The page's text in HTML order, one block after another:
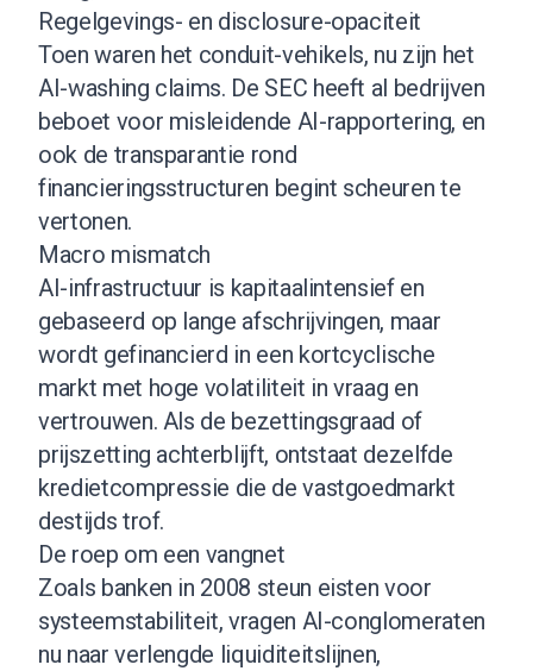
Regelgevings- en disclosure-opaciteit
Toen waren het conduit-vehikels, nu zijn het
AI-washing claims. De SEC heeft al bedrijven
beboet voor misleidende AI-rapportering, en
ook de transparantie rond
financieringsstructuren begint scheuren te
vertonen.
Macro mismatch
AI-infrastructuur is kapitaalintensief en
gebaseerd op lange afschrijvingen, maar
wordt gefinancierd in een kortcyclische
markt met hoge volatiliteit in vraag en
vertrouwen. Als de bezettingsgraad of
prijszetting achterblijft, ontstaat dezelfde
kredietcompressie die de vastgoedmarkt
destijds trof.
De roep om een vangnet
Zoals banken in 2008 steun eisten voor
systeemstabiliteit, vragen AI-conglomeraten
nu naar verlengde liquiditeitslijnen,